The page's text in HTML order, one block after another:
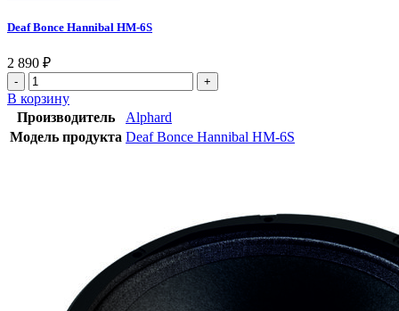
Deaf Bonce Hannibal HM-6S
2 890 ₽
В корзину
Производитель
Alphard
Модель продукта Deaf Bonce Hannibal HM-6S